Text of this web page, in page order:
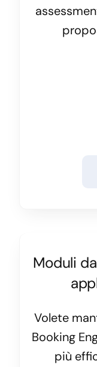
Moduli
Volete
Booking
più